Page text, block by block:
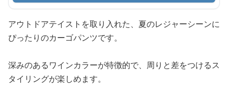
アウトドアテイストを取り入れた、夏のレジャーシーンに
ぴったりのカーゴパンツです。
深みのあるワインカラーが特徴的で、周りと差をつけるス
タイリングが楽しめます。